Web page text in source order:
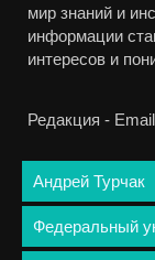
мир знаний и
информации
интересов и
Редакция -
Андрей Турчак
Федеральный